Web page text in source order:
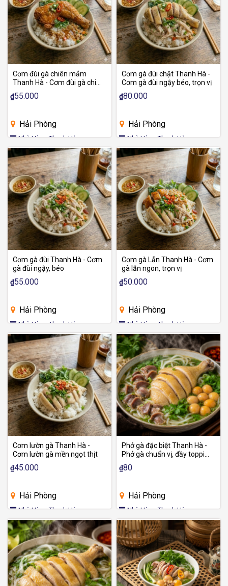
Cơm đùi gà chiên mắm
Thanh Hà - Cơm đùi gà chiên
mắn thơm đậm vị
₫55.000
Hải Phòng
Nhà Hàng Thanh Hà
Cơm gà đùi chặt Thanh Hà -
Cơm gà đùi ngậy béo, trọn vị
₫80.000
Hải Phòng
Nhà Hàng Thanh Hà
Cơm gà đùi Thanh Hà - Cơm
gà đùi ngậy, béo
₫55.000
Hải Phòng
Nhà Hàng Thanh Hà
Cơm gà Lẫn Thanh Hà - Cơm
gà lẫn ngon, trọn vị
₫50.000
Hải Phòng
Nhà Hàng Thanh Hà
Cơm lườn gà Thanh Hà -
Cơm lườn gà mền ngọt thịt
₫45.000
Hải Phòng
Nhà Hàng Thanh Hà
Phở gà đặc biệt Thanh Hà -
Phở gà chuẩn vị, đầy topping
và đậm đà
₫80
Hải Phòng
Nhà Hàng Thanh Hà